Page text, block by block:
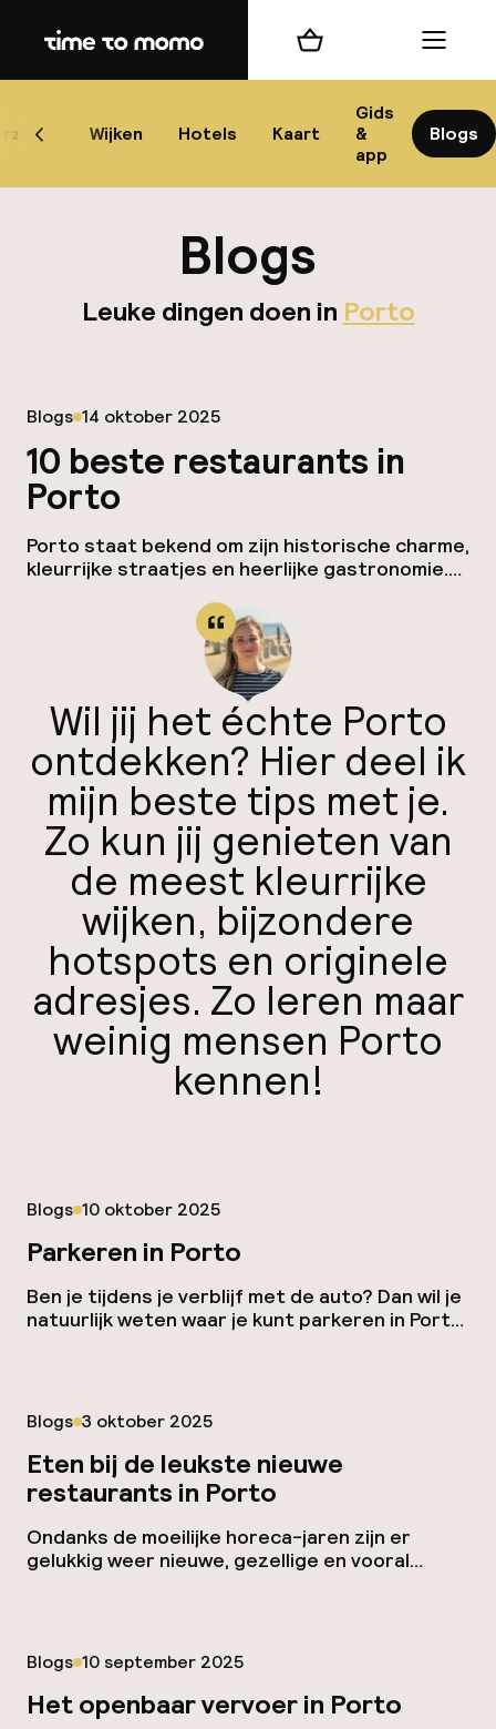
Home
Wijken Hotels Kaart
Gids
&
app
Blogs
Scroll naar links
Winkelmand Menu
Blogs
Leuke dingen doen in Porto
Blogs Gepubliceerd op
14 oktober 2025
10 beste restaurants in
Porto
Porto staat bekend om zijn historische charme,
kleurrijke straatjes en heerlijke gastronomie.
mediterrane gerechten en klassieke cafés: de
stad heeft voor iedere smaak iets te bieden.
Hieronder vind je wat ik vind dat de tien beste
restaurants in Porto zijn — plekken die je
tijdens je bezoek écht niet mag […]
Wil jij het échte Porto
ontdekken? Hier deel ik
mijn beste tips met je.
Zo kun jij genieten van
de meest kleurrijke
wijken, bijzondere
hotspots en originele
adresjes. Zo leren maar
weinig mensen Porto
kennen!
Blogs Gepubliceerd op
10 oktober 2025
Parkeren in Porto
Ben je tijdens je verblijf met de auto? Dan wil je
natuurlijk weten waar je kunt parkeren in Porto.
zijn ook nog plekken waar je gratis kunt
parkeren. Betaald parkeren […]
Blogs Gepubliceerd op
3 oktober 2025
Eten bij de leukste nieuwe
restaurants in Porto
Ondanks de moeilijke horeca-jaren zijn er
gelukkig weer nieuwe, gezellige en vooral
restaurants in Porto zijn een bezoekje waard?
Ik heb er een paar voor je uitgezocht! Culto ao
Bacalhau Als je het echte Portugal […]
Blogs Gepubliceerd op
10 september 2025
Het openbaar vervoer in Porto